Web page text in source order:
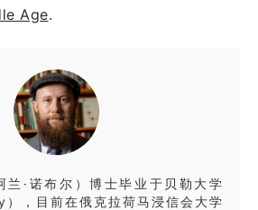
Age.
兰·诺布尔）博士毕业于贝勒大学
），目前在俄克拉荷马浸信会大学